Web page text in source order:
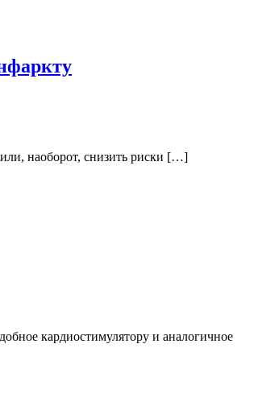
наоборот, снизить риски […]
кардиостимулятору и аналогичное